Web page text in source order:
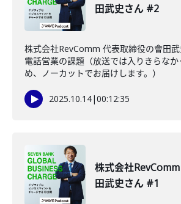
田武史さん #2
株式会社RevComm 代表取締役の會田武
電話営業の課題（放送では入りきらな
め、ノーカットでお届けします。）
2025.10.14|00:12:35
株式会社
田武史さん #1